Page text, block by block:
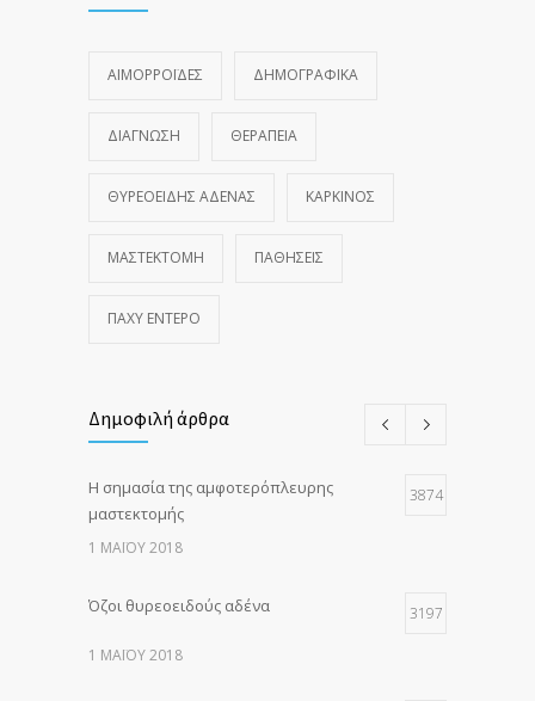
ΑΙΜΟΡΡΟΪ́ΔΕΣ ΔΗΜΟΓΡΑΦΙΚΆ
ΔΙΆΓΝΩΣΗ ΘΕΡΑΠΕΊΑ
ΘΥΡΕΟΕΙΔΉΣ ΑΔΈΝΑΣ ΚΑΡΚΊΝΟΣ
ΜΑΣΤΕΚΤΟΜΉ ΠΑΘΉΣΕΙΣ
ΠΑΧΎ ΈΝΤΕΡΟ
Δημοφιλή άρθρα
Η σημασία της αμφοτερόπλευρης
μαστεκτομής
3874
1 ΜΑΪ́ΟΥ 2018
Όζοι θυρεοειδούς αδένα 3197
1 ΜΑΪ́ΟΥ 2018